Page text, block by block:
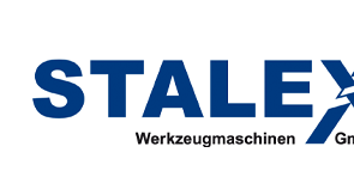
springen